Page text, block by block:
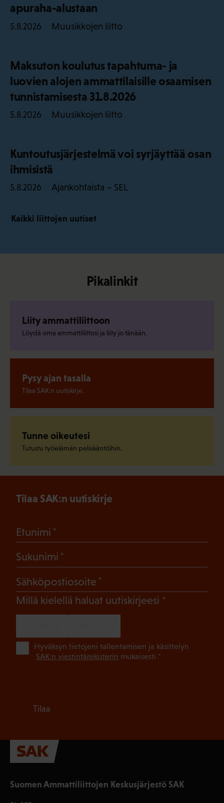
apuraha-alustaan
5.8.2026 Muusikkojen liitto
Maksuton koulutus tapahtuma- ja
luovien alojen ammattilaisille osaamisen
tunnistamisesta 31.8.2026
5.8.2026 Muusikkojen liitto
Kuntoutusjärjestelmä voi syrjäyttää osan
ihmisistä
5.8.2026 Ajankohtaista – SEL
Kaikki liittojen uutiset
Pikalinkit
Liity ammattiliittoon
Löydä oma ammattiliittosi ja liity jo tänään.
Pysy ajan tasalla
Tilaa SAK:n uutiskirje.
Tunne oikeutesi
Tutustu työelämän pelisääntöihin.
Suomen Ammattiliittojen Keskusjärjestö SAK
Tilaa SAK:n uutiskirje
Etunimi
Sukunimi
Sähköpostiosoite
Millä kielellä haluat uutiskirjeesi (Pakollinen)
Hyväksyn tietojeni tallentamisen ja käsittelyn
SAK:n viestintärekisterin mukaisesti *
Tilaa